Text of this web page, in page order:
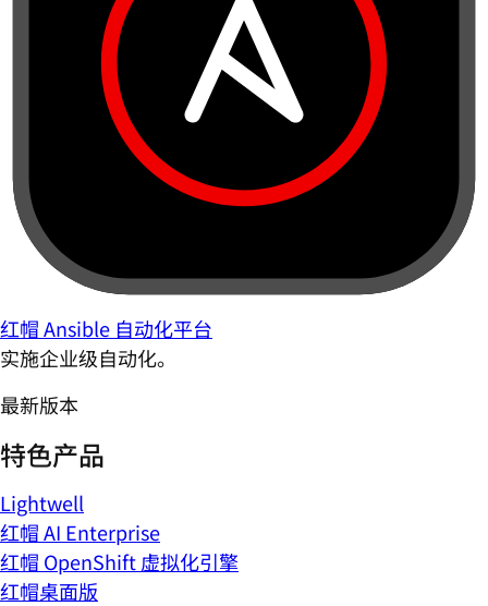
红帽 Ansible 自动化平台
实施企业级自动化。
最新版本
特色产品
Lightwell
红帽 AI Enterprise
红帽 OpenShift 虚拟化引擎
红帽桌面版